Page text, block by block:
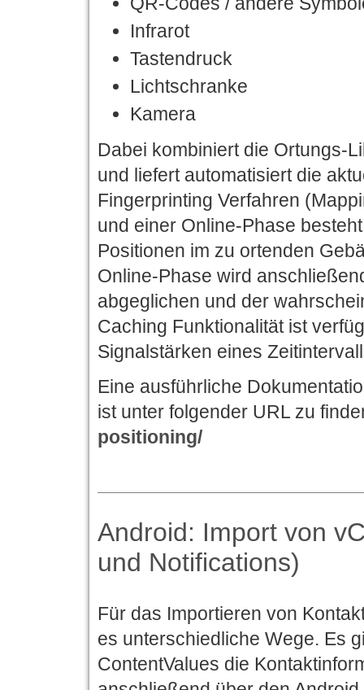
Infrarot
Tastendruck
Lichtschranke
Kamera
Dabei kombiniert die Ortungs-
und liefert automatisiert die
Fingerprinting Verfahren
und einer Online-Phase
Positionen im zu ortenden
Online-Phase wird
abgeglichen und der
Caching Funktionalität ist
Signalstärken eines
Eine ausführliche
ist unter folgender URL zu
positioning/
Android: Import von
und Notifications)
Für das Importieren von
es unterschiedliche Wege. Es
ContentValues die